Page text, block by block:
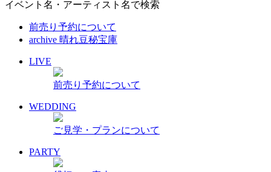
イベント名・アーティスト名で検索
前売り予約について
archive 晴れ豆秘宝庫
LIVE
前売り予約について
WEDDING
ご見学・プランについて
PARTY